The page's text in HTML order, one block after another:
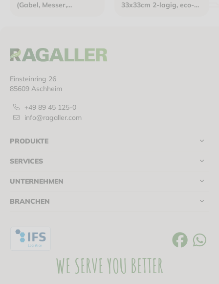
(Gabel, Messer,
33x33cm 2-lagig, eco-
Einsteinring 26
85609 Aschheim
+49 89 45 125-0
info@ragaller.com
PRODUKTE
SERVICES
UNTERNEHMEN
BRANCHEN
WE SERVE YOU BETTER